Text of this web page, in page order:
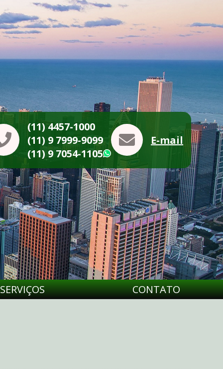
(11) 4457-1000
(11) 9 7999-9099
(11) 9 7054-1105
WhatsApp
E-mail
SERVIÇOS CONTATO